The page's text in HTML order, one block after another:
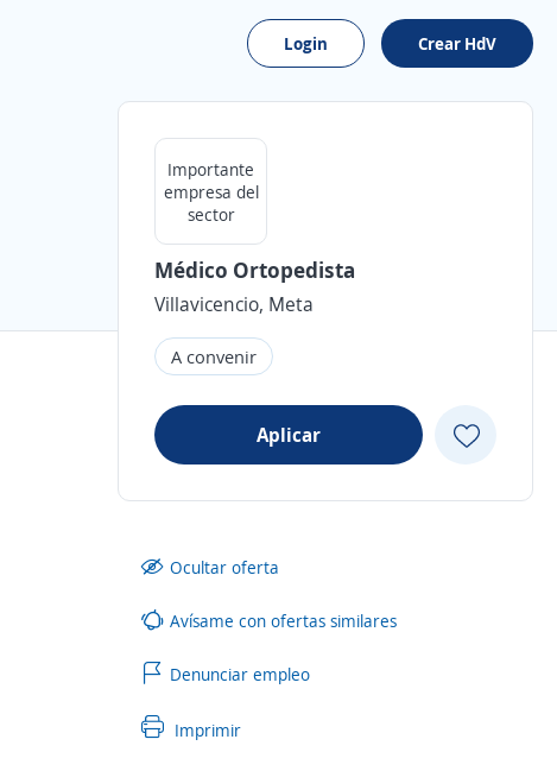
Login Crear HdV
Importante
empresa del
sector
Médico Ortopedista
Villavicencio, Meta
A convenir
Aplicar
Ocultar oferta
Avísame con ofertas similares
Denunciar empleo
Imprimir